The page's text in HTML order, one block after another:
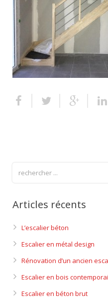
Escalier extérieur
Finitions pour escalier
Articles récents
L’escalier béton
Escalier en métal design
Rénovation d’un ancien
Escalier en bois
Escalier en béton brut